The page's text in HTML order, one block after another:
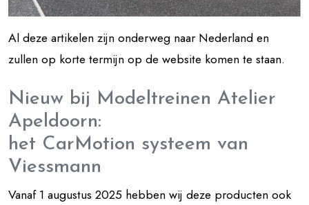
Al deze artikelen zijn onderweg naar Nederland en
zullen op korte termijn op de website komen te staan.
Nieuw bij Modeltreinen Atelier
Apeldoorn:
het CarMotion systeem van
Viessmann
Vanaf 1 augustus 2025 hebben wij deze producten ook